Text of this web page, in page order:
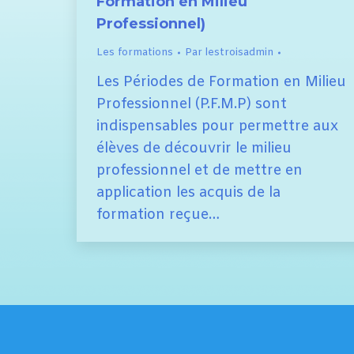
Professionnel)
Les formations Par lestroisadmin
Les Périodes de Formation en Milieu
Professionnel (P.F.M.P) sont
indispensables pour permettre aux
élèves de découvrir le milieu
professionnel et de mettre en
application les acquis de la
formation reçue…